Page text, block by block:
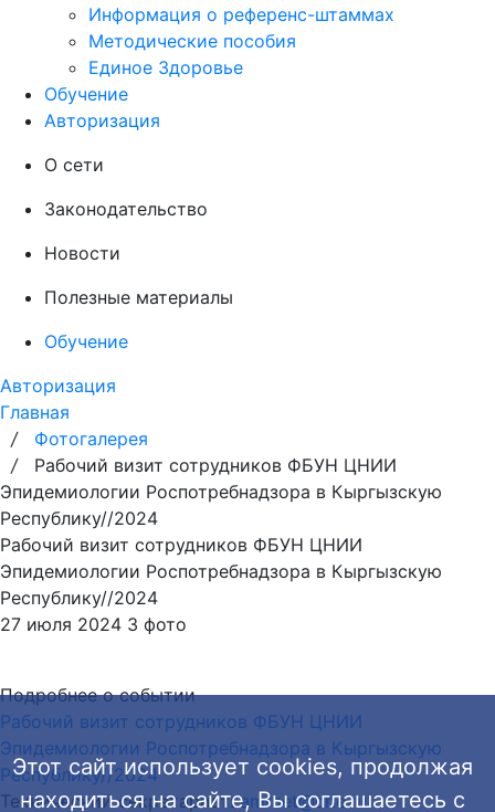
Информация о референс-штаммах
Методические пособия
Единое Здоровье
Обучение
Авторизация
О сети
Законодательство
Новости
Полезные материалы
Обучение
Авторизация
Главная
/
Фотогалерея
/
Рабочий визит сотрудников ФБУН ЦНИИ
Эпидемиологии Роспотребнадзора в Кыргызскую
Республику//2024
Рабочий визит сотрудников ФБУН ЦНИИ
Эпидемиологии Роспотребнадзора в Кыргызскую
Республику//2024
27 июля 2024 3 фото
Подробнее о событии
Рабочий визит сотрудников ФБУН ЦНИИ
Эпидемиологии Роспотребнадзора в Кыргызскую
Республику//2024
Технический секретариат:amrnet@crie.ru
Этот сайт использует cookies, продолжая
находиться на сайте, Вы соглашаетесь с